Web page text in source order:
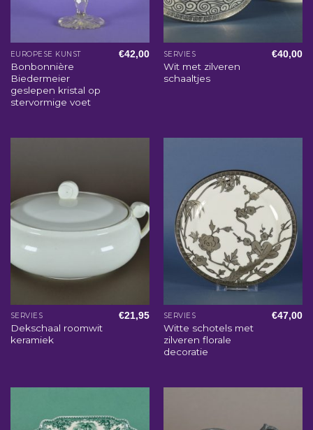
EUROPESE KUNST
Bonbonnière
Biedermeier
geslepen kristal op
stervormige voet
€42,00 SERVIES
Wit met zilveren
schaaltjes
€40,00
SERVIES
Dekschaal roomwit
keramiek
€21,95 SERVIES
Witte schotels met
zilveren florale
decoratie
€47,00